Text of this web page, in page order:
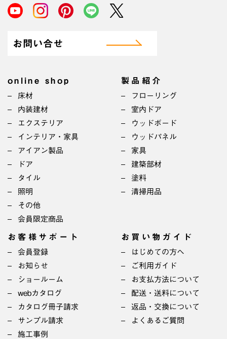
お問い合せ
online shop
床材
内装建材
エクステリア
インテリア・家具
アイアン製品
ドア
タイル
照明
その他
会員限定商品
製品紹介
フローリング
室内ドア
ウッドボード
ウッドパネル
家具
建築部材
塗料
清掃用品
お客様サポート
会員登録
お知らせ
ショールーム
webカタログ
カタログ冊子請求
サンプル請求
施工事例
お買い物ガイド
はじめての方へ
ご利用ガイド
お支払方法について
配送・送料について
返品・交換について
よくあるご質問